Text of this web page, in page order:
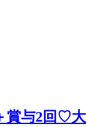
賞与2回♡大